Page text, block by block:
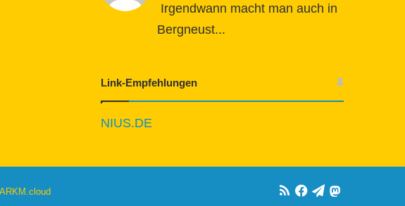
Irgendwann macht man auch in
Bergneust...
Link-Empfehlungen
NIUS.DE
RSSFacebook
Telegram